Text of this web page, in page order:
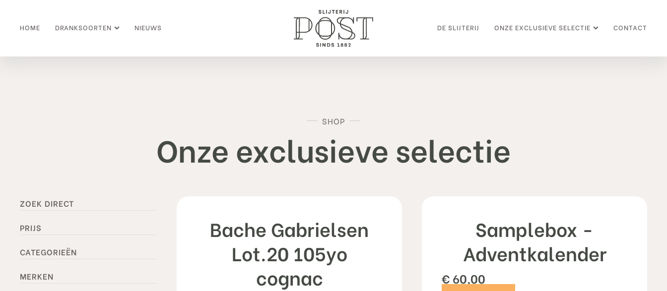
HOME DRANKSOORTEN NIEUWS DE SLIJTERIJ ONZE EXCLUSIEVE SELECTIE CONTACT
SHOP
Onze exclusieve selectie
ZOEK DIRECT
PRIJS
CATEGORIEËN
MERKEN
Bache Gabrielsen
Lot.20 105yo
cognac
Samplebox -
Adventkalender
€ 60,00